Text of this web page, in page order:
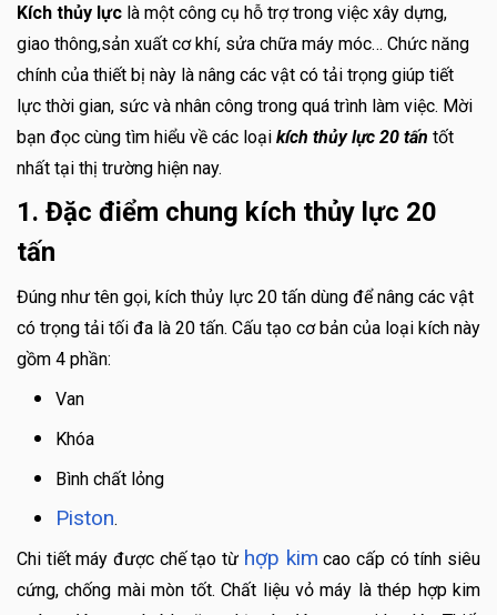
Kích thủy lực là một công cụ hỗ trợ trong việc xây dựng,
giao thông,sản xuất cơ khí, sửa chữa máy móc… Chức năng
chính của thiết bị này là nâng các vật có tải trọng giúp tiết
lực thời gian, sức và nhân công trong quá trình làm việc. Mời
bạn đọc cùng tìm hiểu về các loại kích thủy lực 20 tấn tốt
nhất tại thị trường hiện nay.
1. Đặc điểm chung kích thủy lực 20
tấn
Đúng như tên gọi, kích thủy lực 20 tấn dùng để nâng các vật
có trọng tải tối đa là 20 tấn. Cấu tạo cơ bản của loại kích này
gồm 4 phần:
Van
Khóa
Bình chất lỏng
Piston.
Chi tiết máy được chế tạo từ hợp kim cao cấp có tính siêu
cứng, chống mài mòn tốt. Chất liệu vỏ máy là thép hợp kim